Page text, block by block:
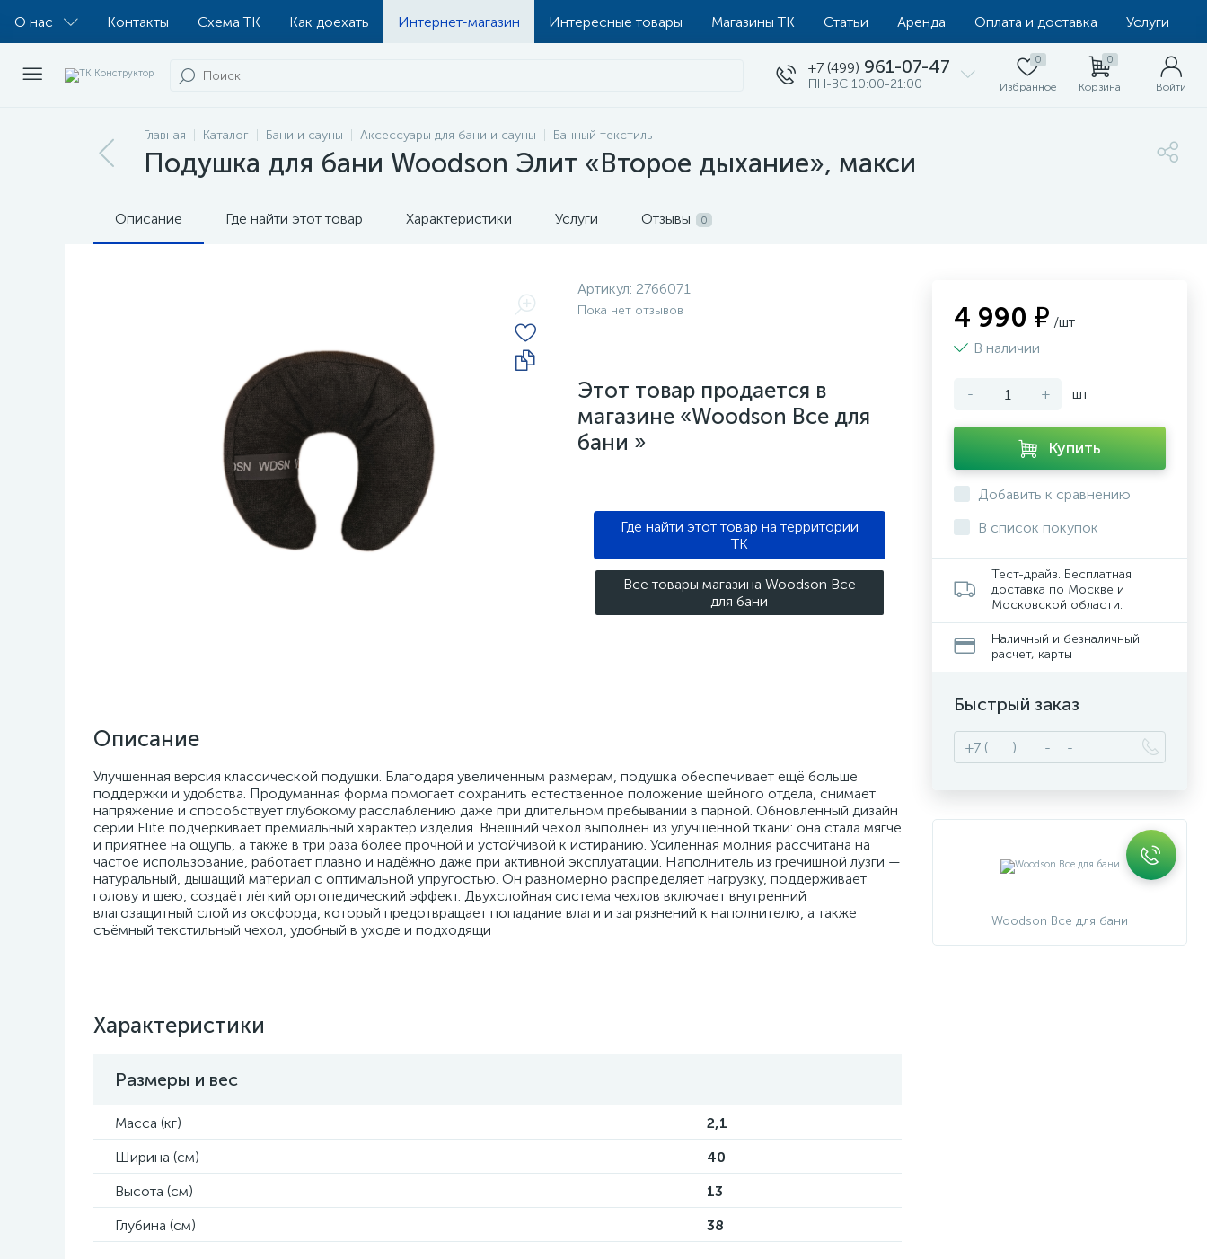
О нас Контакты Схема ТК Как доехать Интернет-магазин Интересные товары Магазины ТК Статьи Аренда Оплата и доставка Услуги
+7 (499) 961-07-47
ПН-ВС 10:00-21:00
0
Избранное
0
Корзина Войти
Главная Каталог Бани и сауны Аксессуары для бани и сауны Банный текстиль
Подушка для бани Woodson Элит «Второе дыхание», макси
Описание Где найти этот товар Характеристики Услуги Отзывы 0
Артикул: 2766071
Пока нет отзывов
Этот товар продается в
магазине «Woodson Все для
бани »
Где найти этот товар на территории
ТК
Все товары магазина Woodson Все
для бани
Описание
Улучшенная версия классической подушки. Благодаря увеличенным размерам, подушка обеспечивает ещё больше
поддержки и удобства. Продуманная форма помогает сохранить естественное положение шейного отдела, снимает
напряжение и способствует глубокому расслаблению даже при длительном пребывании в парной. Обновлённый дизайн
серии Elite подчёркивает премиальный характер изделия. Внешний чехол выполнен из улучшенной ткани: она стала мягче
и приятнее на ощупь, а также в три раза более прочной и устойчивой к истиранию. Усиленная молния рассчитана на
частое использование, работает плавно и надёжно даже при активной эксплуатации. Наполнитель из гречишной лузги —
натуральный, дышащий материал с оптимальной упругостью. Он равномерно распределяет нагрузку, поддерживает
голову и шею, создаёт лёгкий ортопедический эффект. Двухслойная система чехлов включает внутренний
влагозащитный слой из оксфорда, который предотвращает попадание влаги и загрязнений к наполнителю, а также
съёмный текстильный чехол, удобный в уходе и подходящи
Характеристики
Размеры и вес
Масса (кг)
2,1
Ширина (см)
40
Высота (см)
13
Глубина (см)
38
4 990 ₽ /шт
В наличии
- + шт
Купить
Добавить к сравнению
В список покупок
Тест-драйв. Бесплатная
доставка по Москве и
Московской области.
Наличный и безналичный
расчет, карты
Быстрый заказ
Woodson Все для бани